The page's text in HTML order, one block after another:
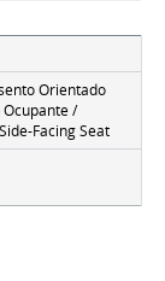
Orientado
/
Facing Seat